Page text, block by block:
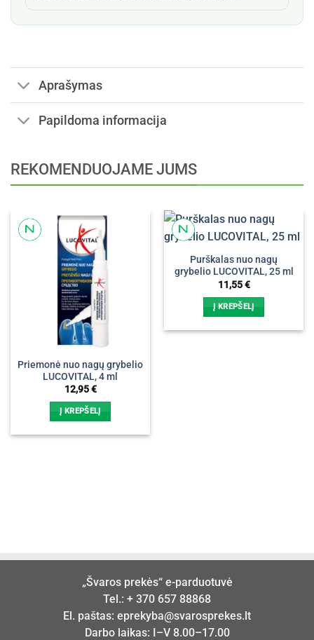
Aprašymas
Papildoma informacija
REKOMENDUOJAME JUMS
Priemonė nuo nagų grybelio
LUCOVITAL, 4 ml
12,95€
Į KREPŠELĮ
Purškalas nuo nagų
grybelio LUCOVITAL, 25 ml
11,55€
Į KREPŠELĮ
„Švaros prekės“ e-parduotuvė
Tel.: + 370 657 88868
El. paštas: eprekyba@svarosprekes.lt
Darbo laikas: I–V 8.00–17.00